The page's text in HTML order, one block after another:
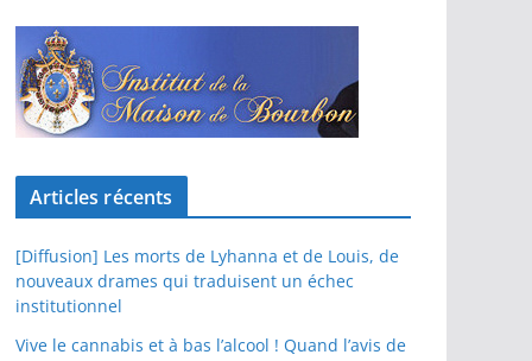
Articles récents
[Diffusion] Les morts de Lyhanna et de Louis, de
nouveaux drames qui traduisent un échec
institutionnel
Vive le cannabis et à bas l’alcool ! Quand l’avis de